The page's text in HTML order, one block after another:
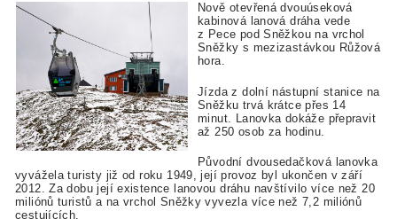
Nově otevřená dvouúseková
kabinová lanová dráha vede
z Pece pod Sněžkou na vrchol
Sněžky s mezizastávkou Růžová
hora.
Jízda z dolní nástupní stanice na
Sněžku trvá krátce přes 14
minut. Lanovka dokáže přepravit
až 250 osob za hodinu.
Původní dvousedačková lanovka
vyvážela turisty již od roku 1949, její provoz byl ukončen v září
2012. Za dobu její existence lanovou dráhu navštívilo více než 20
miliónů turistů a na vrchol Sněžky vyvezla více než 7,2 miliónů
cestujících.